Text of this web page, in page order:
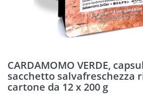
CARDAMOMO VERDE,
sacchetto salvafreschezza
cartone da 12 x 200 g